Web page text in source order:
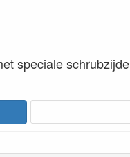
speciale schrubzijde